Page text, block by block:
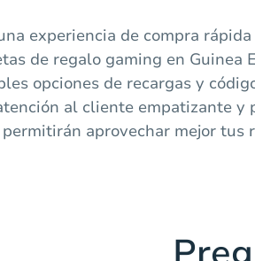
experiencia de compra
de regalo gaming en Guinea
opciones de recargas y
al cliente empatizante y
aprovechar mejor tus